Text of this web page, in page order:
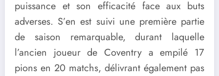
puissance et son efficacité face aux buts
adverses. S’en est suivi une première partie
de saison remarquable, durant laquelle
l’ancien joueur de Coventry a empilé 17
pions en 20 matchs, délivrant également pas